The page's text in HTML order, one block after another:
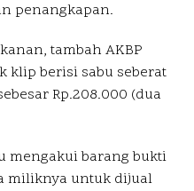
penangkapan.
tambah AKBP
klip berisi sabu seberat
Rp.208.000 (dua
mengakui barang bukti
miliknya untuk dijual